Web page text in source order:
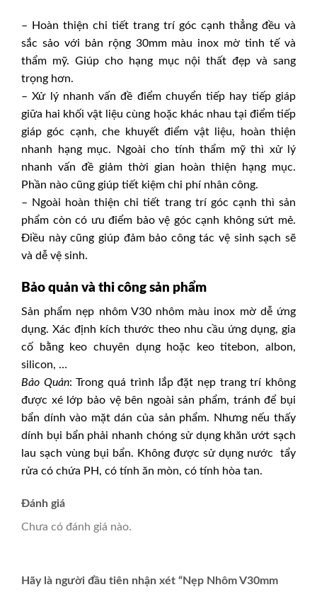
– Hoàn thiện chi tiết trang trí góc cạnh thẳng đều và
sắc sảo với bản rộng 30mm màu inox mờ tinh tế và
thẩm mỹ. Giúp cho hạng mục nội thất đẹp và sang
trọng hơn.
– Xử lý nhanh vấn đề điểm chuyển tiếp hay tiếp giáp
giữa hai khối vật liệu cùng hoặc khác nhau tại điểm tiếp
giáp góc cạnh, che khuyết điểm vật liệu, hoàn thiện
nhanh hạng mục. Ngoài cho tính thẩm mỹ thì xử lý
nhanh vấn đề giảm thời gian hoàn thiện hạng mục.
Phần nào cũng giúp tiết kiệm chi phí nhân công.
– Ngoài hoàn thiện chi tiết trang trí góc cạnh thì sản
phẩm còn có ưu điểm bảo vệ góc cạnh không sứt mẻ.
Điều này cũng giúp đảm bảo công tác vệ sinh sạch sẽ
và dễ vệ sinh.
Bảo quản và thi công sản phẩm
Sản phẩm nẹp nhôm V30 nhôm màu inox mờdễ ứng
dụng. Xác định kích thước theo nhu cầu ứng dụng, gia
cố bằng keo chuyên dụng hoặc keo titebon, albon,
silicon, …
Bảo Quản: Trong quá trình lắp đặt nẹp trang trí không
được xé lớp bảo vệ bên ngoài sản phẩm, tránh để bụi
bẩn dính vào mặt dán của sản phẩm. Nhưng nếu thấy
dính bụi bẩn phải nhanh chóng sử dụng khăn ướt sạch
lau sạch vùng bụi bẩn. Không được sử dụng nước tẩy
rửa có chứa PH, có tính ăn mòn, có tính hòa tan.
Đánh giá
Chưa có đánh giá nào.
Hãy là người đầu tiên nhận xét “Nẹp Nhôm V30mm